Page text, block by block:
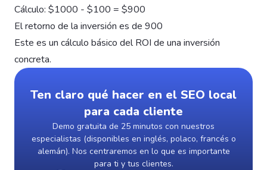
Cálculo: $1000 - $100 = $900
El retorno de la inversión es de 900
Este es un cálculo básico del ROI de una inversión
concreta.
Ten claro qué hacer en el SEO local
para cada cliente
Demo gratuita de 25 minutos con nuestros
especialistas (disponibles en inglés, polaco, francés o
alemán). Nos centraremos en lo que es importante
para ti y tus clientes.